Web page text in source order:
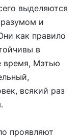
выделяются
разумом и
как правило
в
время, Мэтью
всякий раз
проявляют